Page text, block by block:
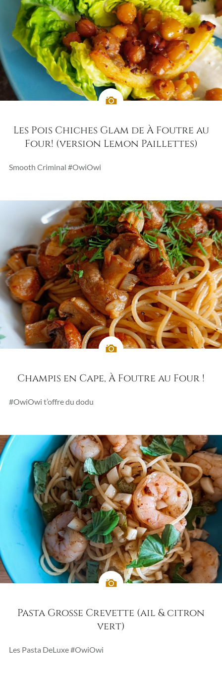
Les Pois Chiches Glam de À Foutre au
Four! (version Lemon Paillettes)
Smooth Criminal #OwiOwi
Champis en Cape, À Foutre au Four !
#OwiOwi t’offre du dodu
Pasta Grosse Crevette (ail & citron
vert)
Les Pasta DeLuxe #OwiOwi